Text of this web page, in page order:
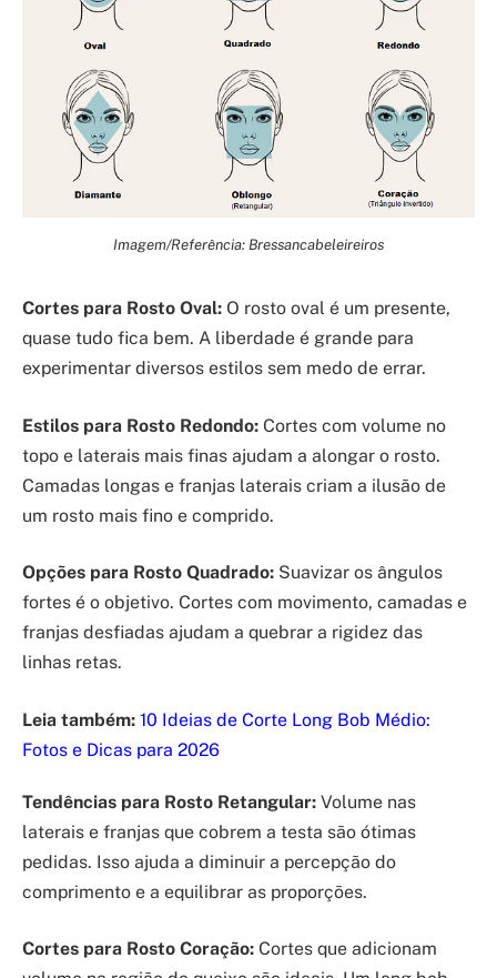
Imagem/Referência: Bressancabeleireiros
Cortes para Rosto Oval: O rosto oval é um presente,
quase tudo fica bem. A liberdade é grande para
experimentar diversos estilos sem medo de errar.
Estilos para Rosto Redondo: Cortes com volume no
topo e laterais mais finas ajudam a alongar o rosto.
Camadas longas e franjas laterais criam a ilusão de
um rosto mais fino e comprido.
Opções para Rosto Quadrado: Suavizar os ângulos
fortes é o objetivo. Cortes com movimento, camadas e
franjas desfiadas ajudam a quebrar a rigidez das
linhas retas.
Leia também: 10 Ideias de Corte Long Bob Médio:
Fotos e Dicas para 2026
Tendências para Rosto Retangular: Volume nas
laterais e franjas que cobrem a testa são ótimas
pedidas. Isso ajuda a diminuir a percepção do
comprimento e a equilibrar as proporções.
Cortes para Rosto Coração: Cortes que adicionam